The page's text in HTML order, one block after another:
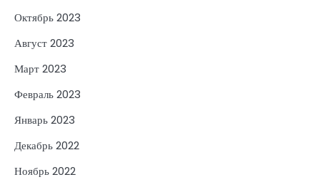
Октябрь 2023
Август 2023
Март 2023
Февраль 2023
Январь 2023
Декабрь 2022
Ноябрь 2022